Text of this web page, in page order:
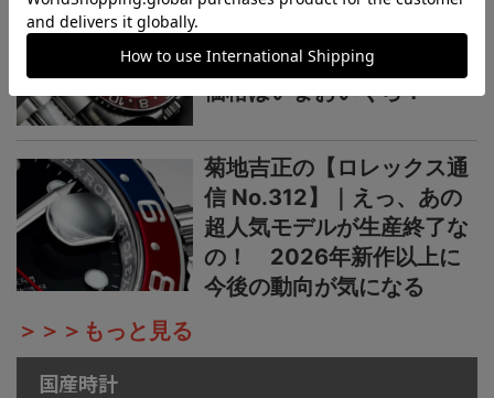
信 No.313】｜生産終了の
発表からほぼ2カ月。実勢
価格はいまおいくら？
菊地吉正の【ロレックス通
信 No.312】｜えっ、あの
超人気モデルが生産終了な
の！ 2026年新作以上に
今後の動向が気になる
＞＞＞もっと見る
国産時計